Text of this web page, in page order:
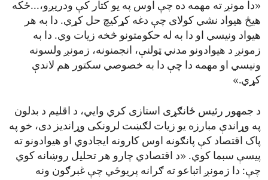
«دا مونږ ته مهمه ده چې اوس په یو کتار کې ودریږو،...ځکه
هیڅ هیواد نشي کولای چې دغه کړکیچ حل کړي. دا به هر
هیواد ونیسي او دا به له حکومتونو څخه زیات وي. دا به
زمونږ د هیوادونو مدني ټولنې، انجمنونه، زمونږ ولسونه
ونیسي او مهمه دا چې دا به خصوصي سکتور هم لاندې
کړي.»
د جمهور رئیس ځانګړی استازی کري وایي، د اقلیم د بدلون
په وړاندې مبارزه یو زیات لګښت لرونکی وړاندیز دی، خو په
پاک اقتصاد کې پانګونه اوس کارونه ایجادوي او هیوادونو ته
پیسې سبما کوي. «د اقتصادي چارو هر تحلیل روښانه کوي
چې: دا زمونږ اتباعو ته ګرانه پریوځي چې غبرګون ونه